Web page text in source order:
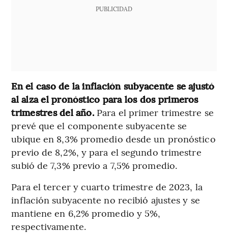
PUBLICIDAD
En el caso de la inflación subyacente se ajustó
al alza el pronóstico para los dos primeros
trimestres del año.Para el primer trimestre se
prevé que el componente subyacente se
ubique en 8,3% promedio desde un pronóstico
previo de 8,2%, y para el segundo trimestre
subió de 7,3% previo a 7,5% promedio.
Para el tercer y cuarto trimestre de 2023, la
inflación subyacente no recibió ajustes y se
mantiene en 6,2% promedio y 5%,
respectivamente.